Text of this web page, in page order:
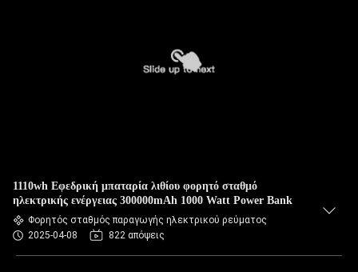
1110wh Εφεδρική μπαταρία λιθίου φορητό σταθμό
ηλεκτρικής ενέργειας 300000mAh 1000 Watt Power Bank
Φορητός σταθμός παραγωγής ηλεκτρικού ρεύματος
2025-04-08
822 απόψεις